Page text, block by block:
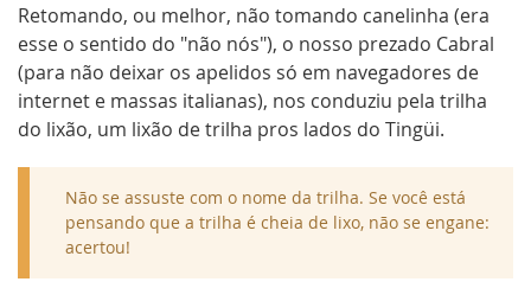
Retomando, ou melhor, não tomando canelinha (era
esse o sentido do "não nós"), o nosso prezado Cabral
(para não deixar os apelidos só em navegadores de
internet e massas italianas), nos conduziu pela trilha
do lixão, um lixão de trilha pros lados do Tingüi.
Não se assuste com o nome da trilha. Se você está
pensando que a trilha é cheia de lixo, não se engane:
acertou!